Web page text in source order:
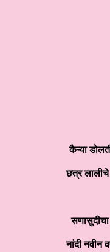
कैऱ्या
छत्र
नांदी नवीन